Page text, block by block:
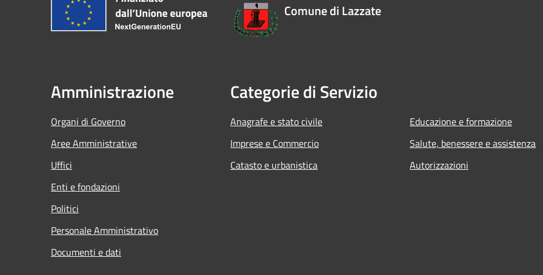
Comune di Lazzate
Amministrazione
Organi di Governo
Aree Amministrative
Uffici
Enti e fondazioni
Politici
Personale Amministrativo
Documenti e dati
Categorie di Servizio
Anagrafe e stato civile
Imprese e Commercio
Catasto e urbanistica
Educazione e formazione
Salute, benessere e assistenza
Autorizzazioni